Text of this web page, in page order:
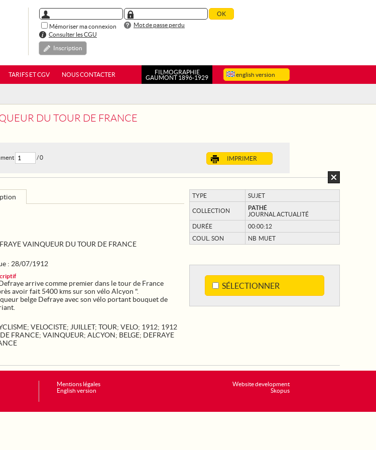
Mémoriser ma connexion
Mot de passe perdu
Consulter les CGU
Inscription
english version
TARIFS ET CGV NOUS CONTACTER
FILMOGRAPHIE
GAUMONT 1896-1929
DU TOUR DE FRANCE
IMPRIMER
/ 0
TYPE SUJET
COLLECTION
PATHÉ
JOURNAL ACTUALITÉ
DURÉE
00:00:12
COUL. SON
NB MUET
SÉLECTIONNER
VAINQUEUR DU TOUR DE FRANCE
: 28/07/1912
arrive comme premier dans le tour de France
avoir fait 5400 kms sur son vélo Alcyon ".
belge Defraye avec son vélo portant bouquet de
; VELOCISTE; JUILLET; TOUR; VELO; 1912; 1912
FRANCE; VAINQUEUR; ALCYON; BELGE; DEFRAYE
Website development
Skopus
Mentions légales
English version